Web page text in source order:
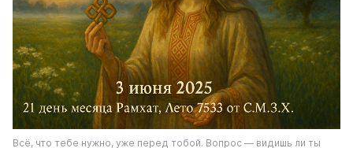
Всё, что тебе нужно, уже перед тобой. Вопрос — видишь ли ты